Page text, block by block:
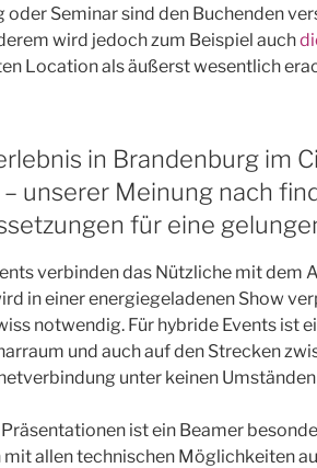
oder Seminar sind den Buchenden
wird jedoch zum Beispiel auch
Location als äußerst wesentlich
in Brandenburg im
– unserer Meinung nach
für eine
verbinden das Nützliche mit dem
in einer energiegeladenen Show
notwendig. Für hybride Events ist
und auch auf den Strecken
unter keinen
ist ein Beamer
mit allen technischen Möglichkeiten